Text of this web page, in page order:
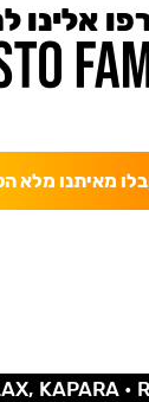
אלינו
מאיתנו מלא
KAPARA •